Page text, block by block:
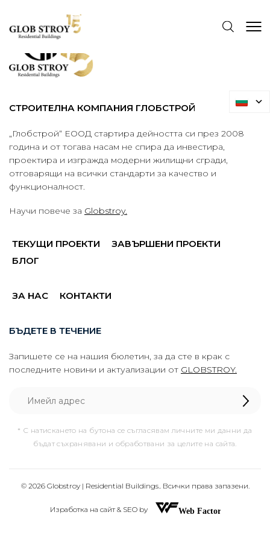
СТРОИТЕЛНА КОМПАНИЯ ГЛОБСТРОЙ
„Глобстрой“ ЕООД стартира дейността си през 2008
година и от тогава насам не спира да инвестира,
проектира и изгражда модерни жилищни сгради,
отговарящи на всички стандарти за качество и
функционалност.
Научи повече за Globstroy.
ТЕКУЩИ ПРОЕКТИ
ЗАВЪРШЕНИ ПРОЕКТИ
БЛОГ
ЗА НАС КОНТАКТИ
БЪДЕТЕ В ТЕЧЕНИЕ
Запишете се на нашия бюлетин, за да сте в крак с
последните новини и актуализации от GLOBSTROY.
* С натискането на бутона се съгласявам личните ми данни да
бъдат съхранявани и обработвани за целите на сайта.
© 2026 Globstroy | Residential Buildings.. Всички права запазени.
Изработка на сайт & SEO by